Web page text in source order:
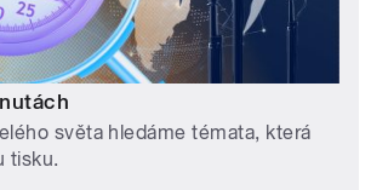
světa hledáme témata, která
tisku.